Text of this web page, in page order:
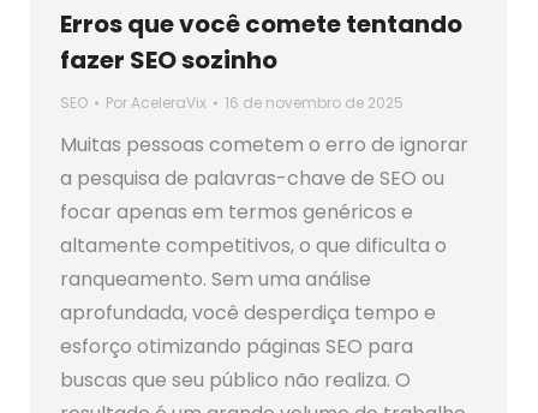
Erros que você comete tentando
fazer SEO sozinho
SEO PorAceleraVix 16 de novembro de 2025
Muitas pessoas cometem o erro de ignorar
a pesquisa de palavras-chave de SEO ou
focar apenas em termos genéricos e
altamente competitivos, o que dificulta o
ranqueamento. Sem uma análise
aprofundada, você desperdiça tempo e
esforço otimizando páginas SEO para
buscas que seu público não realiza. O